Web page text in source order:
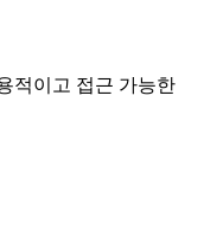
적이고 접근 가능한